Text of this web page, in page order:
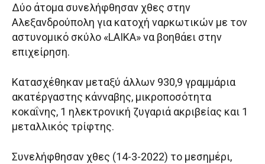
Δύο άτομα συνελήφθησαν χθες στην
Αλεξανδρούπολη για κατοχή ναρκωτικών με τον
αστυνομικό σκύλο «LAIKA» να βοηθάει στην
επιχείρηση.
Κατασχέθηκαν μεταξύ άλλων 930,9 γραμμάρια
ακατέργαστης κάνναβης, μικροποσότητα
κοκαΐνης, 1 ηλεκτρονική ζυγαριά ακριβείας και 1
μεταλλικός τρίφτης.
Συνελήφθησαν χθες (14-3-2022) το μεσημέρι,